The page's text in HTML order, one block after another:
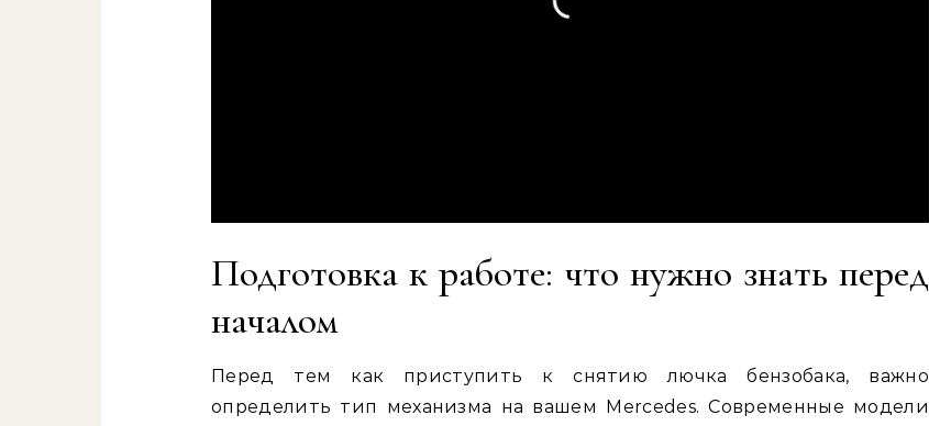
Подготовка к работе: что нужно знать перед
началом
Перед тем как приступить к снятию лючка бензобака, важно
определить тип механизма на вашем Mercedes. Современные модели